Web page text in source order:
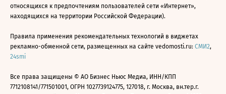
относящихся к предпочтениям пользователей сети «Интернет»,
находящихся на территории Российской Федерации).
Правила применения рекомендательных технологий в виджетах
рекламно-обменной сети, размещенных на сайте vedomosti.ru: СМИ2,
24smi
Все права защищены © АО Бизнес Ньюс Медиа, ИНН/КПП
7712108141/771501001, ОГРН 1027739124775, 127018, г. Москва, вн.тер.г.